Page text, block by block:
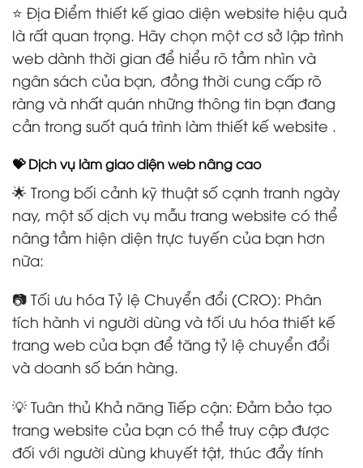
⭐ Địa Điểm thiết kế giao diện website hiệu quả
là rất quan trọng. Hãy chọn một cơ sở lập trình
web dành thời gian để hiểu rõ tầm nhìn và
ngân sách của bạn, đồng thời cung cấp rõ
ràng và nhất quán những thông tin bạn đang
cần trong suốt quá trình làm thiết kế website .
💝 Dịch vụ làm giao diện web nâng cao
🌟 Trong bối cảnh kỹ thuật số cạnh tranh ngày
nay, một số dịch vụ mẫu trang website có thể
nâng tầm hiện diện trực tuyến của bạn hơn
nữa:
📷 Tối ưu hóa Tỷ lệ Chuyển đổi (CRO): Phân
tích hành vi người dùng và tối ưu hóa thiết kế
trang web của bạn để tăng tỷ lệ chuyển đổi
và doanh số bán hàng.
💡 Tuân thủ Khả năng Tiếp cận: Đảm bảo tạo
trang website của bạn có thể truy cập được
đối với người dùng khuyết tật, thúc đẩy tính